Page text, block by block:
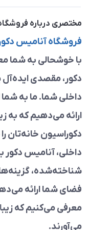
مختصری درباره
فروشگاه آنامیس
با خوشحالی به شما
دکور، مقصدی ایده‌آل
داخلی شما. ما به
ارائه می‌دهیم که به
دکوراسیون خانه‌تان
داخلی، آنامیس دکور
شناخته‌شده،
فضای شما ارائه
معرفی می‌کنیم که
می‌آورند.